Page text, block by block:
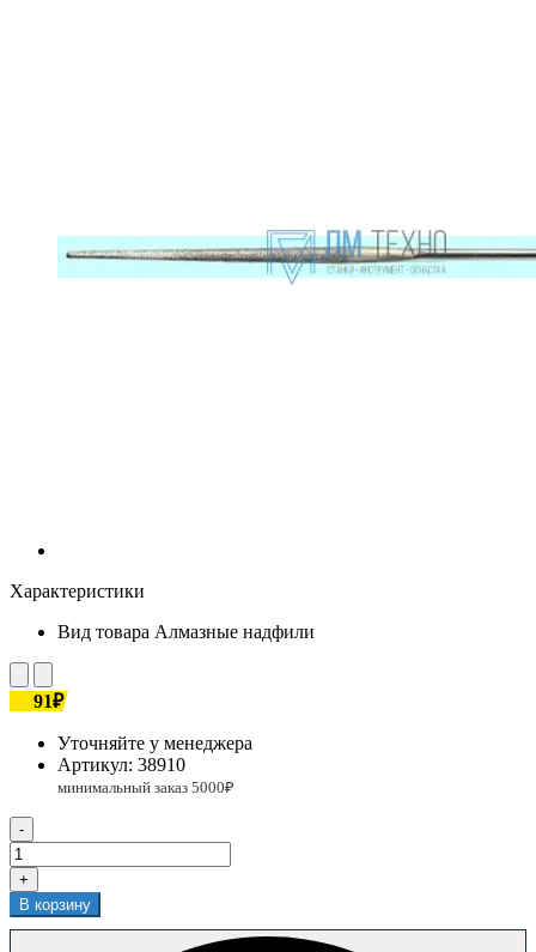
Характеристики
Вид товара Алмазные надфили
91₽
Уточняйте у менеджера
Артикул: 38910
-
+
В корзину